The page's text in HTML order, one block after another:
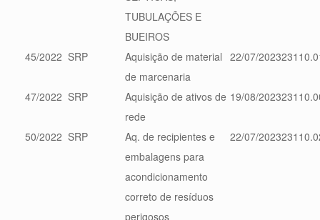
TUBULAÇÕES E
BUEIROS
45/2022 SRP
Aquisição de material
de marcenaria
22/07/2023
47/2022 SRP
Aquisição de ativos de
rede
19/08/2023
50/2022 SRP
Aq. de recipientes e
embalagens para
acondicionamento
correto de resíduos
perigosos
22/07/2023